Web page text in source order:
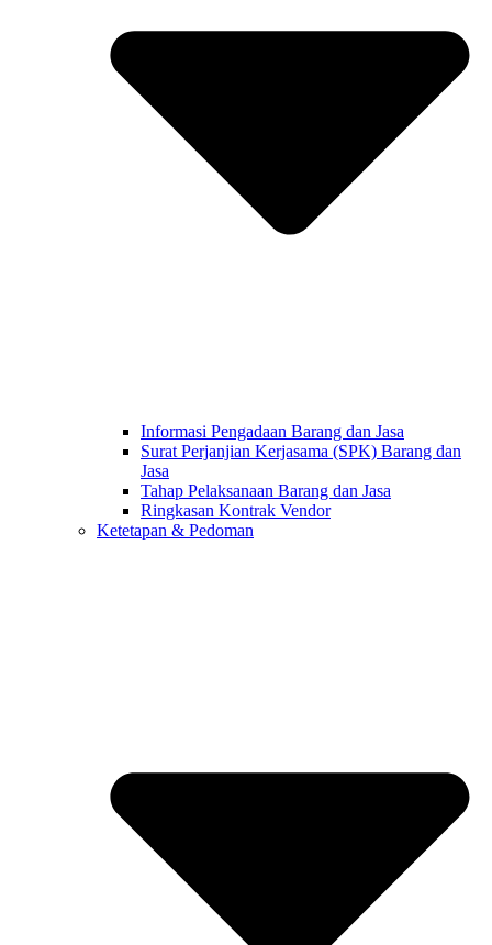
Informasi Pengadaan Barang dan Jasa
Surat Perjanjian Kerjasama (SPK) Barang dan
Jasa
Tahap Pelaksanaan Barang dan Jasa
Ringkasan Kontrak Vendor
Ketetapan & Pedoman